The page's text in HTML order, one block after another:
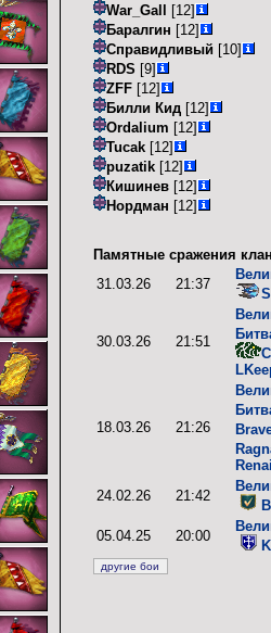
War_Gall [12]
Баралгин [12]
Справидливый [10]
RDS [9]
ZFF [12]
Билли Кид [12]
Ordalium [12]
Tucak [12]
puzatik [12]
Кишинев [12]
Нордман [12]
Памятные сражения
31.03.26
21:37
30.03.26 21:51
18.03.26 21:26
24.02.26
21:42
05.04.25
20:00